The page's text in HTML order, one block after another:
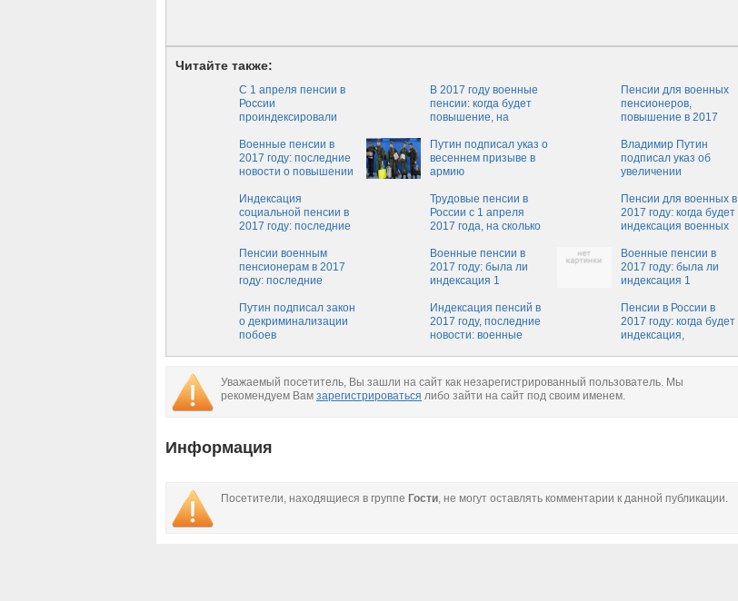
Читайте также:
С 1 апреля пенсии в
России
проиндексировали
повысили и на сколько
процентов, новости
сегодня
В 2017 году военные
пенсии: когда будет
повышение, на
пенсий для военных
пенсионеров прошла
в апреле 2017 года,
Пенсии для военных
пенсионеров,
повышение в 2017
индексация
Военные пенсии в
2017 году: последние
новости о повышении
индексация или нет
Путин подписал указ о
весеннем призыве в
армию
Владимир Путин
подписал указ об
увеличении
Индексация
социальной пенсии в
2017 году: последние
пенсии по старости
Трудовые пенсии в
России с 1 апреля
2017 года, на сколько
новости сегодня о
повышении страховых
пенсий по старости и
Пенсии для военных в
2017 году: когда будет
индексация военных
новости
Пенсии военным
пенсионерам в 2017
году: последние
когда будет
повышение и на
сколько
Военные пенсии в
2017 году: была ли
индексация 1
Военные пенсии в
2017 году: была ли
индексация 1
Путин подписал закон
о декриминализации
побоев
Индексация пенсий в
2017 году, последние
новости: военные
насколько, повышение
работающим и
неработающим 1
Пенсии в России в
2017 году: когда будет
индексация,
когда проиндексируют
неработающим
Уважаемый посетитель, Вы зашли на сайт как незарегистрированный пользователь. Мы
рекомендуем Вам зарегистрироваться либо зайти на сайт под своим именем.
Информация
Посетители, находящиеся в группе Гости, не могут оставлять комментарии к данной публикации.